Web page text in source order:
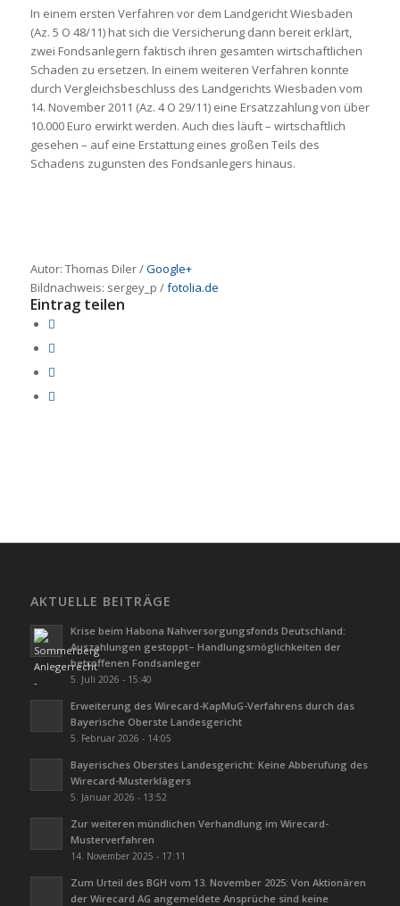
In einem ersten Verfahren vor dem Landgericht Wiesbaden
(Az. 5 O 48/11) hat sich die Versicherung dann bereit erklärt,
zwei Fondsanlegern faktisch ihren gesamten wirtschaftlichen
Schaden zu ersetzen. In einem weiteren Verfahren konnte
durch Vergleichsbeschluss des Landgerichts Wiesbaden vom
14. November 2011 (Az. 4 O 29/11) eine Ersatzzahlung von über
10.000 Euro erwirkt werden. Auch dies läuft – wirtschaftlich
gesehen – auf eine Erstattung eines großen Teils des
Schadens zugunsten des Fondsanlegers hinaus.
Autor: Thomas Diler /Google+
Bildnachweis: sergey_p /fotolia.de
Eintrag teilen
AKTUELLE BEITRÄGE
Krise beim Habona Nahversorgungsfonds Deutschland:
Auszahlungen gestoppt– Handlungsmöglichkeiten der
betroffenen Fondsanleger
5. Juli 2026 - 15:40
Erweiterung des Wirecard-KapMuG-Verfahrens durch das
Bayerische Oberste Landesgericht
5. Februar 2026 - 14:05
Bayerisches Oberstes Landesgericht: Keine Abberufung des
Wirecard-Musterklägers
5. Januar 2026 - 13:52
Zur weiteren mündlichen Verhandlung im Wirecard-
Musterverfahren
14. November 2025 - 17:11
Zum Urteil des BGH vom 13. November 2025: Von Aktionären
der Wirecard AG angemeldete Ansprüche sind keine